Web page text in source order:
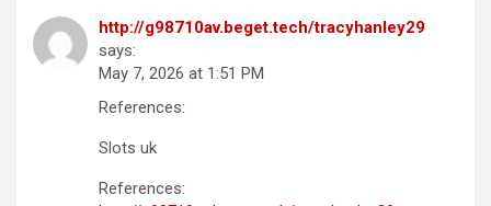
http://g98710av.beget.tech/tracyhanley29
says:
May 7, 2026 at 1:51 PM
References:
Slots uk
References: